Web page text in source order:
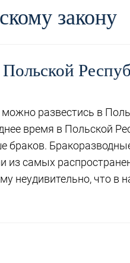
закону
развестись в
время в Польской
браков.
из самых
неудивительно, что в